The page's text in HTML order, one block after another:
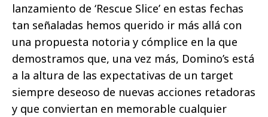
lanzamiento de ‘Rescue Slice’ en estas fechas
tan señaladas hemos querido ir más allá con
una propuesta notoria y cómplice en la que
demostramos que, una vez más, Domino’s está
a la altura de las expectativas de un target
siempre deseoso de nuevas acciones retadoras
y que conviertan en memorable cualquier